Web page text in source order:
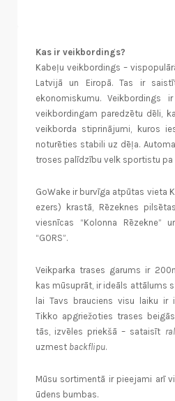
Kas ir veikbordings?
Kabeļu veikbordings –
Latvijā un Eiropā. Tas ir
ekonomiskumu. Veikbordings
veikbordingam paredzētu dēli,
veikborda stiprinājumi, kuros
noturēties stabili uz dēļa.
troses palīdzību velk sportistu pa
GoWake ir burvīga atpūtas vieta
ezers) krastā, Rēzeknes
viesnīcas “Kolonna Rēzekne”
“GORS”.
Veikparka trases garums ir
kas mūsuprāt, ir ideāls attālums
lai Tavs brauciens visu laiku ir
Tikko apgriežoties trases
tās, izvēles priekšā – sataisīt
uzmest backflipu.
Mūsu sortimentā ir pieejami arī
ūdens bumbas.